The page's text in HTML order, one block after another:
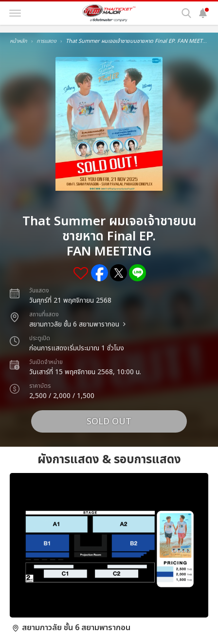
หน้าหลัก การแสดง That Summer ผมเจอเจ้าชายบนชายหาด Final EP. FAN MEETING
That Summer ผมเจอเจ้าชายบน
ชายหาด Final EP.
FAN MEETING
วันแสดง
วันศุกร์ที่ 21 พฤศจิกายน 2568
สถานที่แสดง
สยามภาวลัย ชั้น 6 สยามพารากอน
ประตูเปิด
ก่อนการแสดงเริ่มประมาณ 1 ชั่วโมง
วันเปิดจำหน่าย
วันเสาร์ที่ 15 พฤศจิกายน 2568, 10:00 น.
ราคาบัตร
2,500 / 2,000 / 1,500
SOLD OUT
ผังการแสดง & รอบการแสดง
สยามภาวลัย ชั้น 6 สยามพารากอน